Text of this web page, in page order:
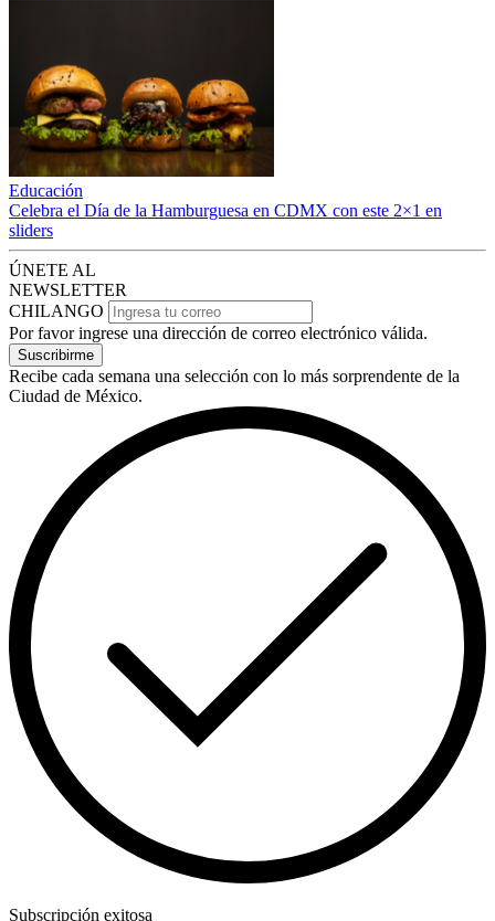
Educación
Celebra el Día de la Hamburguesa en CDMX con este 2×1 en
sliders
ÚNETE AL
NEWSLETTER
CHILANGO
Por favor ingrese una dirección de correo electrónico válida.
Suscribirme
Recibe cada semana una selección con lo más sorprendente de la
Ciudad de México.
Subscripción exitosa